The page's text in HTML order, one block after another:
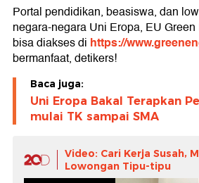
Portal pendidikan, beasiswa, dan
negara-negara Uni Eropa, EU
bisa diakses di https://
bermanfaat, detikers!
Baca juga:
Uni Eropa Bakal Terapkan
mulai TK sampai SMA
Video: Cari Kerja Susah,
Lowongan Tipu-tipu